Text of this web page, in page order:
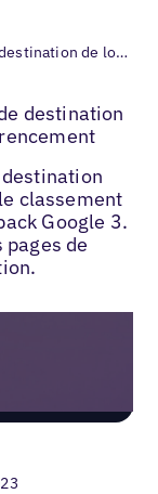
Comment les pages de destination de localisation améliorent le référencement local
destination
classement
Google 3.
de